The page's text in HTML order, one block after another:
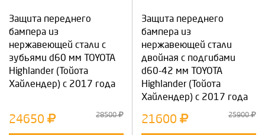
Защита переднего
бампера из
нержавеющей стали с
зубьями d60 мм TOYOTA
Highlander (Тойота
Хайлендер) с 2017 года
24650 28500
Защита переднего
бампера из
нержавеющей стали
двойная с подгибами
d60-42 мм TOYOTA
Highlander (Тойота
Хайлендер) с 2017 года
21600 25900